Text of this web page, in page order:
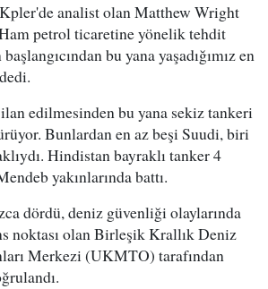
analist olan Matthew Wright
petrol ticaretine yönelik tehdit
bu yana yaşadığımız en
edilmesinden bu yana sekiz tankeri
Bunlardan en az beşi Suudi, biri
Hindistan bayraklı tanker 4
yakınlarında battı.
dördü, deniz güvenliği olaylarında
noktası olan Birleşik Krallık Deniz
Merkezi (UKMTO) tarafından